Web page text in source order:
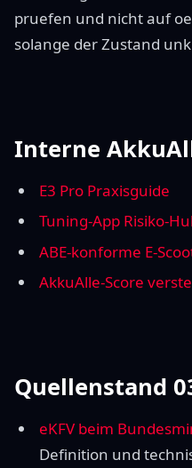
pruefen und nicht auf
solange der Zustand
Interne
E3 Pro Praxisguide
Tuning-App Risiko-
ABE-konforme E-
AkkuAlle-Score
Quellenstand
eKFV beim
Definition und